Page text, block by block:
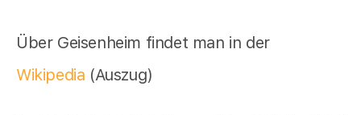
Über Geisenheim findet man in der
Wikipedia (Auszug)